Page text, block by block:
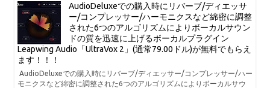
AudioDeluxeでの購入時にリバーブ/ディエッサ
ー/コンプレッサー/ハーモニクスなど綿密に調整
された6つのアルゴリズムによりボーカルサウン
ドの質を迅速に上げるボーカルプラグイン
Leapwing Audio「UltraVox 2」(通常79.00ドル)が無料でもらえ
ます！！！
AudioDeluxeでの購入時にリバーブ/ディエッサー/コンプレッサー/ハー
モニクスなど綿密に調整された6つのアルゴリズムによりボーカルサウ